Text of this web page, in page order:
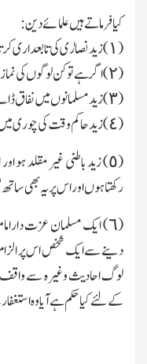
کیا فرماتے ہیں علمائے دین:
(١) زید نصارٰی کی تابعداری کرتا ہو وہ امامت کے لائق ہے یا نہیں؟
(٢) اگر ہے تو کن لوگوں کی نماز ہوتی ہے کن لوگوں کی نہیں؟
(٣) زید مسلمانوں میں نفاق ڈالے تو وہ قابل امامت ہے یا نہیں؟
(٤) زید حاکم وقت کی چوری میں گرفتار ہوا تو وہ قابل امامت ہے یا نہیں؟
(٥) زید باطنی غیر مقلد ہو
رکھتا ہوں اور اس پر یہ بھی
(٦) ایك مسلمان عزت
دینے سے ایك شخص اس پر
لوگ احادیث وغیرہ سے واقف نہ
کے لئے کیا حکم ہے آیا وہ